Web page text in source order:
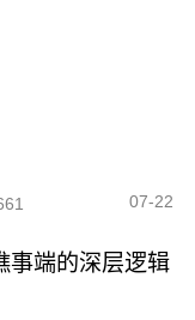
07-22
事端的深层逻辑